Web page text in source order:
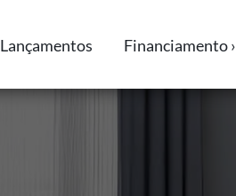
Lançamentos Financiamento ›